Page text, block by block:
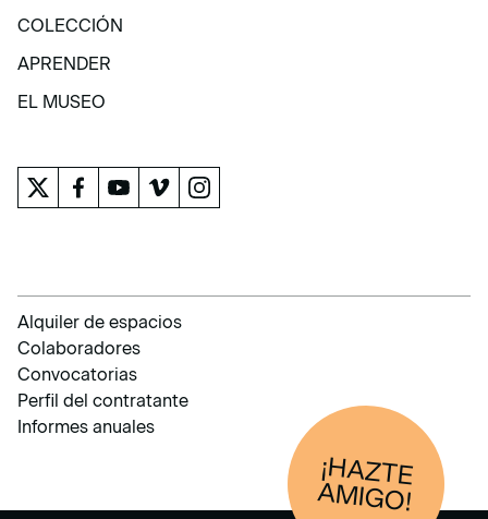
EXPOSICIONES Y ACTIVIDADES
COLECCIÓN
COLECCIÓN
APRENDER
APRENDER
EL MUSEO
Alquiler de espacios
Colaboradores
Convocatorias
Perfil del contratante
Informes anuales
¡HAZTE
AM
IGO!